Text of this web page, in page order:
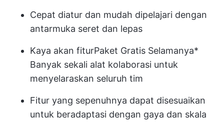
Cepat diatur dan mudah dipelajari dengan
antarmuka seret dan lepas
Kaya akan fiturPaket Gratis Selamanya*
Banyak sekali alat kolaborasi untuk
menyelaraskan seluruh tim
Fitur yang sepenuhnya dapat disesuaikan
untuk beradaptasi dengan gaya dan skala